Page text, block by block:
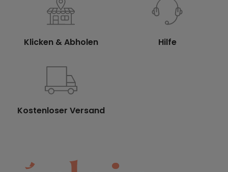
Klicken & Abholen Hilfe
Kostenloser Versand